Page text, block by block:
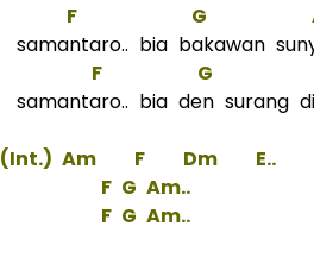
F G
samantaro.. bia bakawan
F
G
samantaro.. bia den surang
(Int.) Am F Dm E..
F G Am..
F G Am..